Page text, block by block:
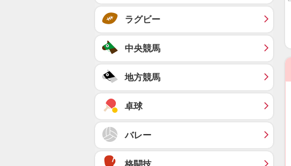
ラグビー
中央競馬
地方競馬
卓球
バレー
格闘技